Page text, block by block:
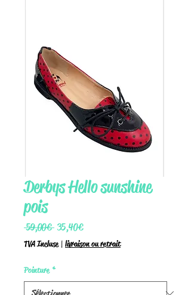
Derbys Hello sunshine
pois
59,00 € Prix
original
35,40 €Prix
promotionnel
TVA Incluse| livraison ou retrait
Pointure *